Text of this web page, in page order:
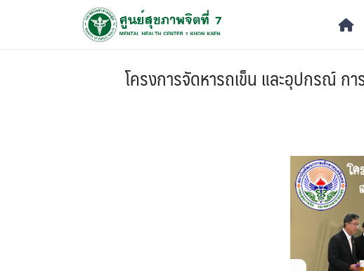
โครงการจัดหารถเข็น และอุปกรณ์